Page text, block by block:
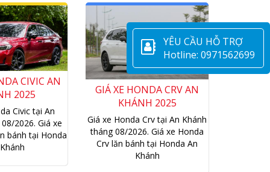
CIVIC AN
2025
Civic tại An
2026. Giá xe
bánh tại Honda
GIÁ XE HONDA CRV AN
KHÁNH 2025
Giá xe Honda Crv tại An Khánh
tháng 08/2026. Giá xe Honda
Crv lăn bánh tại Honda An
Khánh
YÊU CẦU HỖ TRỢ
Hotline: 0971562699